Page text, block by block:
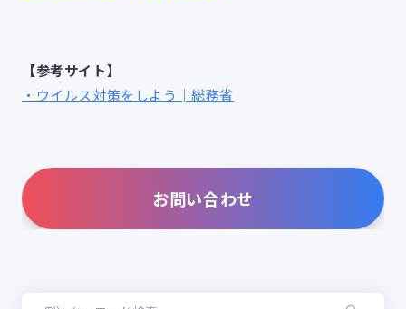
【参考サイト】
・ウイルス対策をしよう│総務省
お問い合わせ